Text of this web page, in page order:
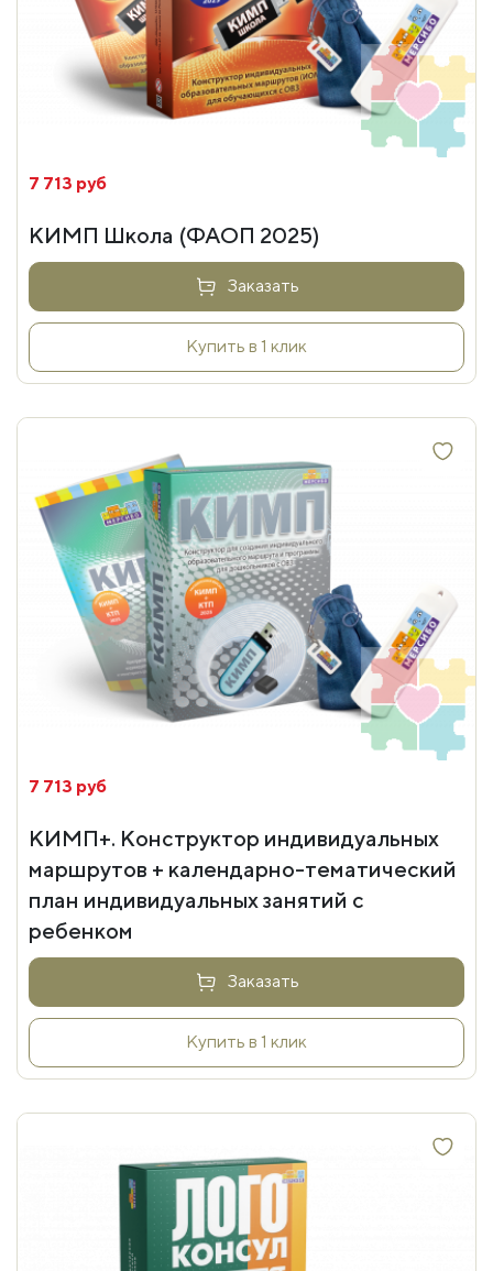
7 713 руб
КИМП Школа (ФАОП 2025)
Заказать
Купить в 1 клик
7 713 руб
КИМП+. Конструктор индивидуальных
маршрутов + календарно-тематический
план индивидуальных занятий с
ребенком
Заказать
Купить в 1 клик